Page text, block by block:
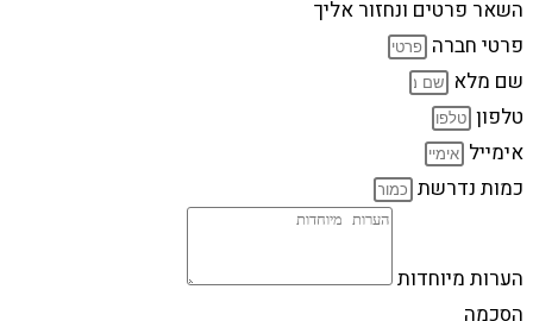
השאר פרטים ונחזור אליך
פרטי חברה
שם מלא
טלפון
אימייל
כמות נדרשת
הערות מיוחדות
הסכמה